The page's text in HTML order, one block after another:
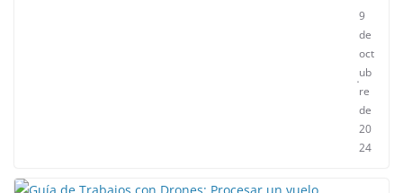
9
de
oct
ub
re
de
20
24